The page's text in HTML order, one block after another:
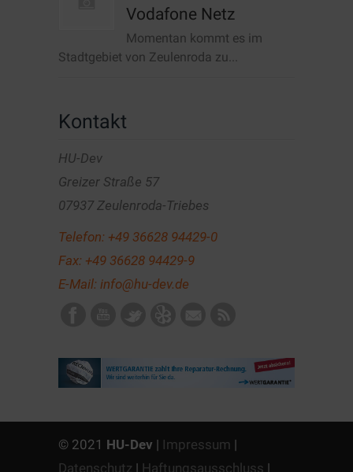
Vodafone Netz
Momentan kommt es im
Stadtgebiet von Zeulenroda zu...
Kontakt
HU-Dev
Greizer Straße 57
07937 Zeulenroda-Triebes
Telefon: +49 36628 94429-0
Fax: +49 36628 94429-9
E-Mail: info@hu-dev.de
© 2021 HU-Dev | Impressum |
Datenschutz | Haftungsausschluss |